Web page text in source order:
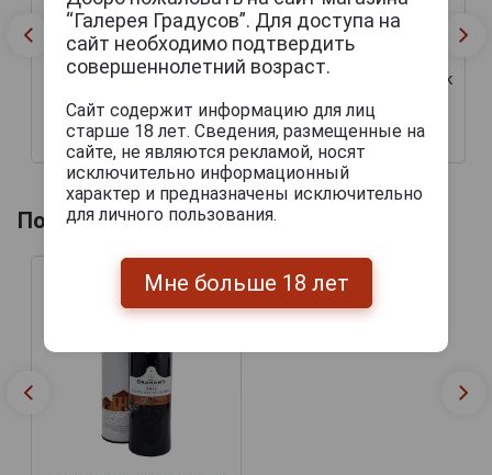
Henri dOsne XO Арманьяк
подарочной упаковке
7 690 руб.
Henri dOsne XO Арманьяк
подарочной упаковке
20 331 руб.
Похожие напитки по году производства
“Галерея Градусов”. Для доступа на
сайт необходимо подтвердить
совершеннолетний возраст.
Сайт содержит информацию для лиц
старше 18 лет. Сведения, размещенные на
сайте, не являются рекламой, носят
исключительно информационный
характер и предназначены исключительно
для личного пользования.
Мне больше 18 лет